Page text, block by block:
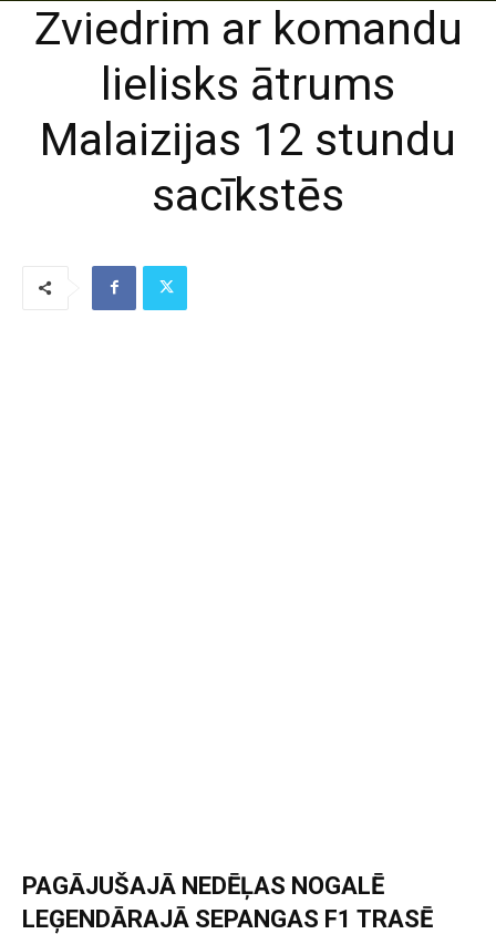
Zviedrim ar komandu
lielisks ātrums
Malaizijas 12 stundu
sacīkstēs
PAGĀJUŠAJĀ NEDĒĻAS NOGALĒ
LEĢENDĀRAJĀ SEPANGAS F1 TRASĒ